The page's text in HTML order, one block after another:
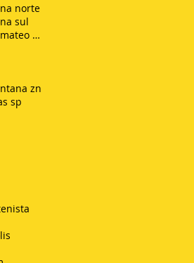
norte
sul
antenas parabolicasav mateo bei são mateus
zn
sp